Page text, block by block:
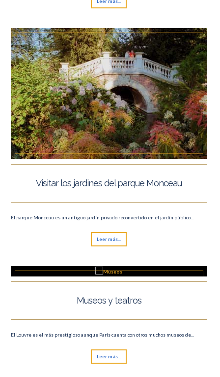
Visitar los jardines del parque Monceau
El parque Monceau es un antiguo jardín privado reconvertido en el jardín público...
Leer más...
Museos y teatros
El Louvre es el más prestigioso aunque París cuenta con otros muchos museos de...
Leer más...